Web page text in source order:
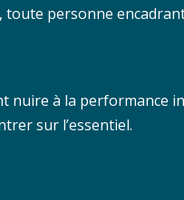
personne
nuire à la
sur l’essentiel.